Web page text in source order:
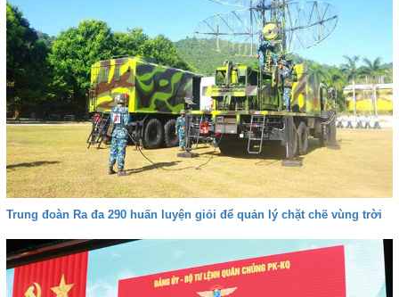
Trung đoàn Ra đa 290 huấn luyện giỏi để quản lý chặt chẽ vùng trời